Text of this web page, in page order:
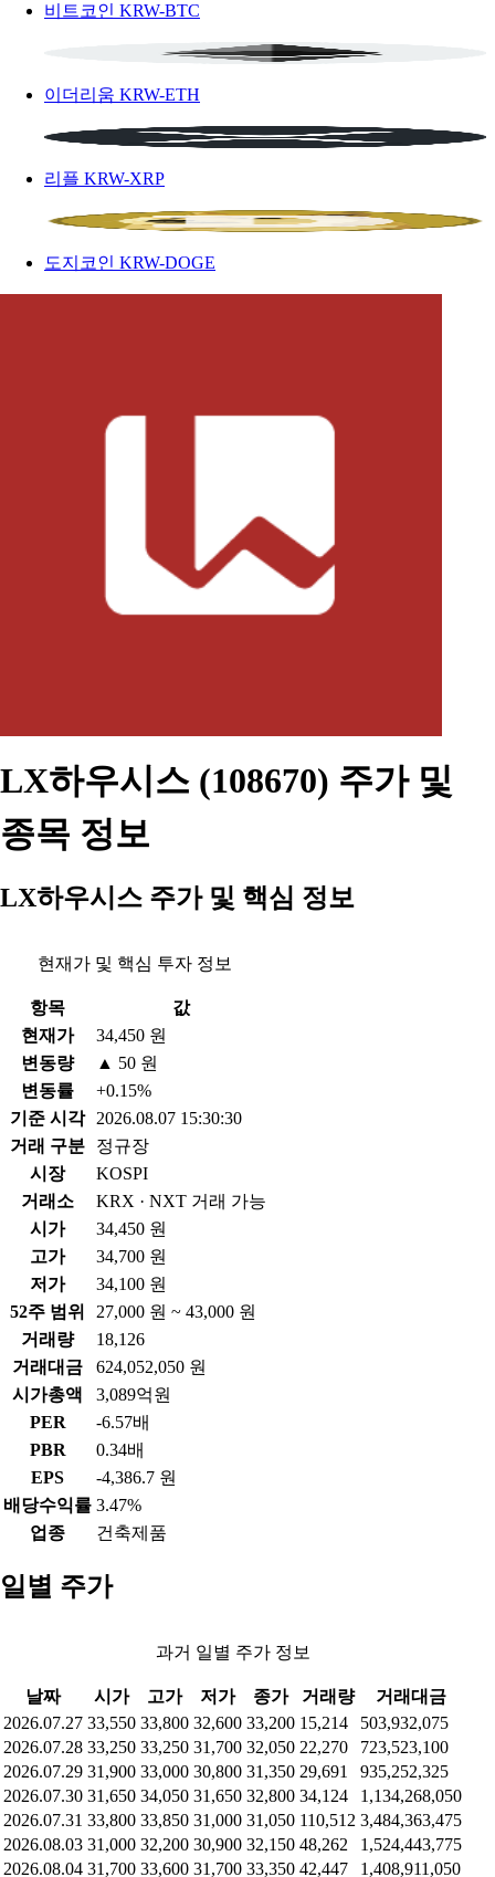
비트코인 KRW-BTC
이더리움 KRW-ETH
리플 KRW-XRP
도지코인 KRW-DOGE
LX하우시스 (108670) 주가 및
종목 정보
LX하우시스 주가 및 핵심 정보
현재가 및 핵심 투자 정보
항목
값
현재가
34,450 원
변동량
▲ 50 원
변동률
+0.15%
기준 시각
2026.08.07 15:30:30
거래 구분
정규장
시장
KOSPI
거래소
KRX · NXT 거래 가능
시가
34,450 원
고가
34,700 원
저가
34,100 원
52주 범위
27,000 원 ~ 43,000 원
거래량
18,126
거래대금
624,052,050 원
시가총액
3,089억원
PER
-6.57배
PBR
0.34배
EPS
-4,386.7 원
배당수익률 3.47%
업종
건축제품
일별 주가
과거 일별 주가 정보
날짜 시가 고가 저가 종가 거래량
거래대금
2026.07.27 33,550 33,800 32,600 33,200 15,214
503,932,075
2026.07.28 33,250 33,250 31,700 32,050 22,270
723,523,100
2026.07.29 31,900 33,000 30,800 31,350 29,691
935,252,325
2026.07.30 31,650 34,050 31,650 32,800 34,124
1,134,268,050
2026.07.31 33,800 33,850 31,000 31,050 110,512 3,484,363,475
2026.08.03 31,000 32,200 30,900 32,150 48,262
1,524,443,775
2026.08.04 31,700 33,600 31,700 33,350 42,447 1,408,911,050